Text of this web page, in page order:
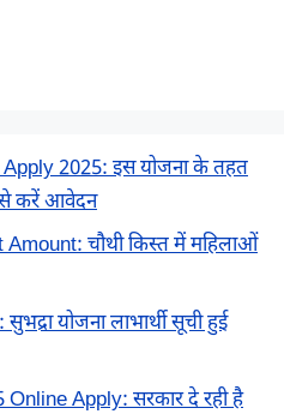
2025: इस योजना के तहत
से करें आवेदन
चौथी किस्त में महिलाओं
योजना लाभार्थी सूची हुई
Apply: सरकार दे रही है